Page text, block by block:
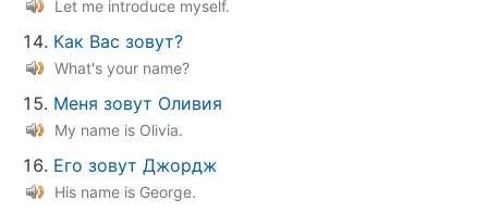
Let me introduce myself.
Как Вас зовут?
What's your name?
Меня зовут Оливия
My name is Olivia.
Его зовут Джордж
His name is George.